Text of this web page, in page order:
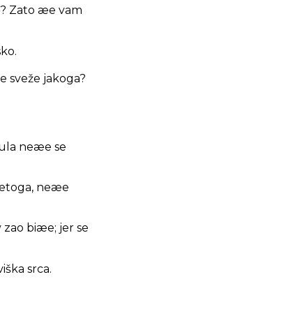
Zato æe vam
sveže jakoga?
neæe se
neæe
biæe; jer se
srca.